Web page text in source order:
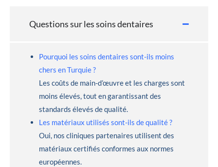
Questions sur les soins dentaires
Pourquoi les soins dentaires sont-ils moins
chers en Turquie ?
Les coûts de main-d’œuvre et les charges sont
moins élevés, tout en garantissant des
standards élevés de qualité.
Les matériaux utilisés sont-ils de qualité ?
Oui, nos cliniques partenaires utilisent des
matériaux certifiés conformes aux normes
européennes.